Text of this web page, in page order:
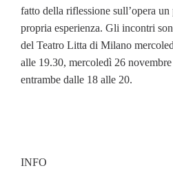
fatto della riflessione sull’opera
propria esperienza. Gli incontri
del Teatro Litta di Milano
alle 19.30, mercoledì 26
entrambe dalle 18 alle 20.
INFO